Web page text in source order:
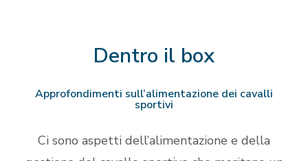
Dentro il box
Approfondimenti sull’alimentazione dei cavalli
sportivi
Ci sono aspetti dell’alimentazione e della